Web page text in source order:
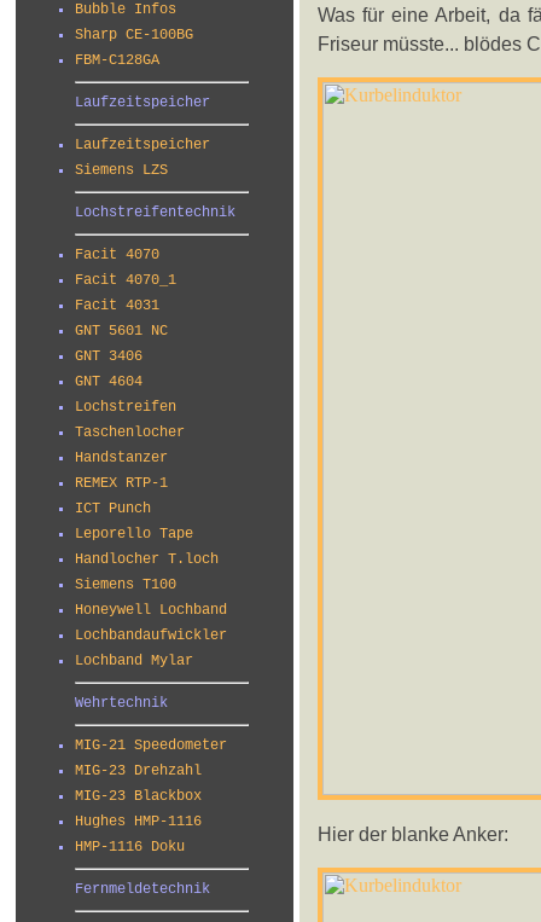
Bubble Infos
Sharp CE-100BG
FBM-C128GA
Laufzeitspeicher
Laufzeitspeicher
Siemens LZS
Lochstreifentechnik
Facit 4070
Facit 4070_1
Facit 4031
GNT 5601 NC
GNT 3406
GNT 4604
Lochstreifen
Taschenlocher
Handstanzer
REMEX RTP-1
ICT Punch
Leporello Tape
Handlocher T.loch
Siemens T100
Honeywell Lochband
Lochbandaufwickler
Lochband Mylar
Wehrtechnik
MIG-21 Speedometer
MIG-23 Drehzahl
MIG-23 Blackbox
Hughes HMP-1116
HMP-1116 Doku
Fernmeldetechnik
Was für eine Arbeit, da
Friseur müsste... blödes
Hier der blanke Anker: